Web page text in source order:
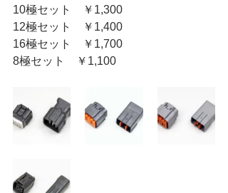
10極セット　￥1,300
12極セット　￥1,400
16極セット　￥1,700
8極セット　￥1,100